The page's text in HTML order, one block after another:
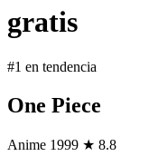
gratis
#1 en tendencia
One Piece
Anime 1999 ★ 8.8